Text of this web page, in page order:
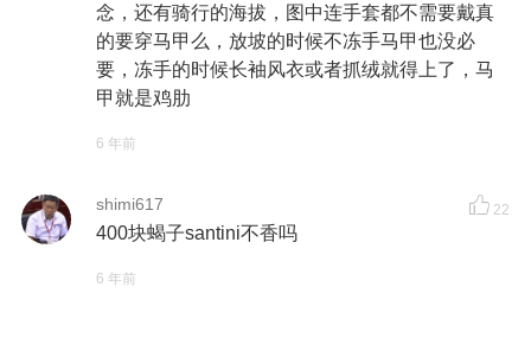
念，还有骑行的海拔，图中连手套都不需要戴真
的要穿马甲么，放坡的时候不冻手马甲也没必
要，冻手的时候长袖风衣或者抓绒就得上了，马
甲就是鸡肋
6 年前
shimi617 22
400块蝎子santini不香吗
6 年前